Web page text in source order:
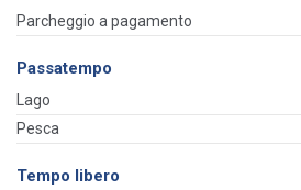
Parcheggio a pagamento
Passatempo
Lago
Pesca
Tempo libero